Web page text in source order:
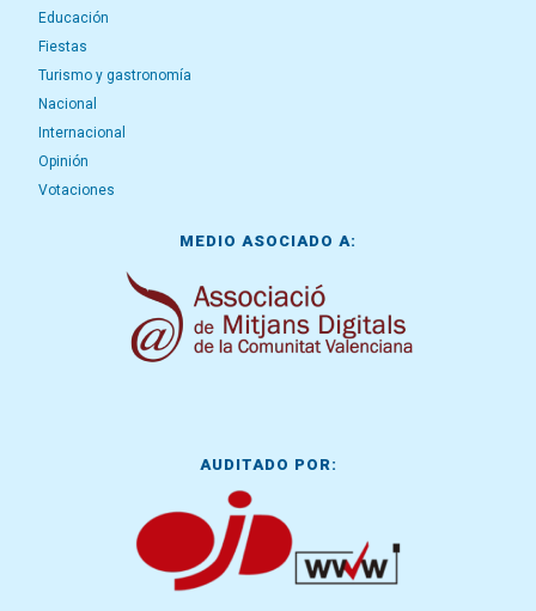
Educación
Fiestas
Turismo y gastronomía
Nacional
Internacional
Opinión
Votaciones
MEDIO ASOCIADO A:
AUDITADO POR: